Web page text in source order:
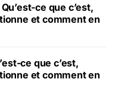
ce que c’est,
et comment en
ce que c’est,
et comment en